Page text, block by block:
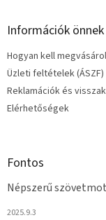
Információk önnek
Hogyan kell
Üzleti feltételek (ÁSZF)
Reklamációk és
Elérhetőségek
Fontos
Népszerű
2025.9.3